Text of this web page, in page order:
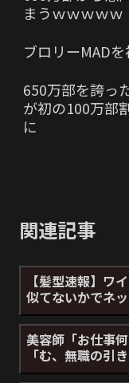
まうｗｗｗｗｗ
ブロリーMAD
650万部を誇っ
が初の100万部
に
関連記事
【髪型速報】ワ
似てないかでネ
美容師「お仕事
「む、無職の引